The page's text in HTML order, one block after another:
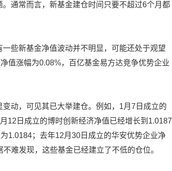
通常而言，新基金建仓时间只要不超过6个月都
些新基金净值波动并不明显，可能还处于观望
值涨幅为0.08%，百亿基金易方达竞争优势企业
动，可见其已大举建仓。例如，1月7日成立的
12日成立的博时创新经济净值已经增长到1.0187
1.0184；去年12月30日成立的华安优势企业净
难发现，这些基金已经建立了不低的仓位。